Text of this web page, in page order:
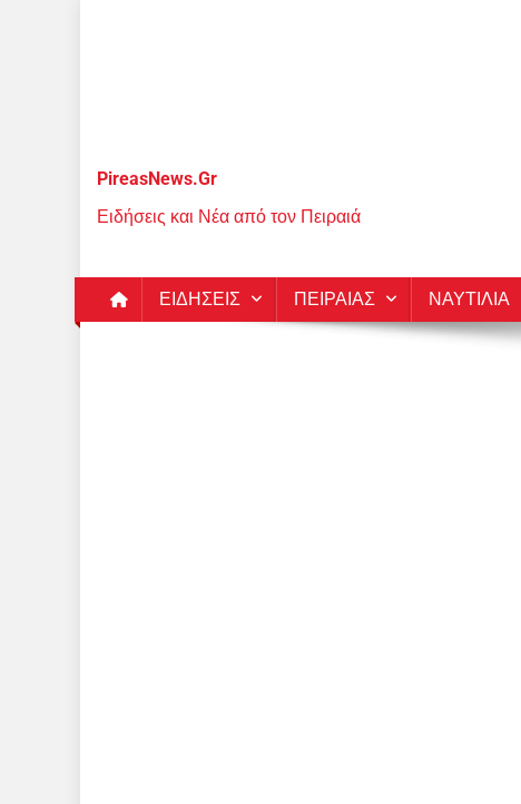
PireasNews.Gr
Ειδήσεις και Νέα από τον Πειραιά
ΕΙΔΗΣΕΙΣ ΠΕΙΡΑΙΑΣ ΝΑΥΤΙΛΙΑ